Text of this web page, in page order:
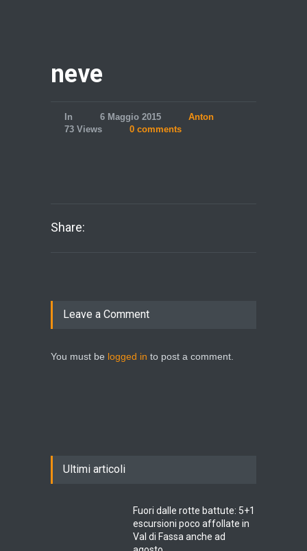
neve
In 6 Maggio 2015
Anton
73 Views
0 comments
Share:
Leave a Comment
You must be logged in to post a comment.
Ultimi articoli
Fuori dalle rotte battute: 5+1
escursioni poco affollate in
Val di Fassa anche ad